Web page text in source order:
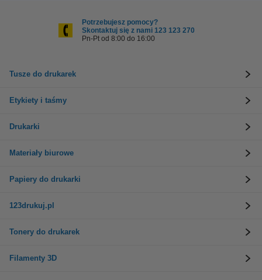
Potrzebujesz pomocy?
Skontaktuj się z nami 123 123 270
Pn-Pt od 8:00 do 16:00
Tusze do drukarek
Etykiety i taśmy
Drukarki
Materiały biurowe
Papiery do drukarki
123drukuj.pl
Tonery do drukarek
Filamenty 3D